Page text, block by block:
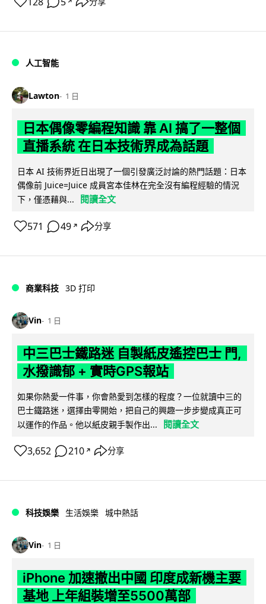
人工智能
Lawton 1 日
日本偶像零編程知識 靠 AI 搞了一整個
直播系統 在日本技術界成為話題
日本 AI 技術界近日出現了一個引發廣泛討論的熱門話題：日本
偶像前 Juice=Juice 成員宮本佳林在完全沒有編程經驗的情況
下，僅憑藉與...
閱讀全文
571 49 ↗ 分享
商業科技 3D 打印
Vin 1 日
中三巴士鐵路迷 自製紙皮遙控巴士 門,
水撥識郁 + 實時GPS報站
如果你熱愛一件事，你會熱愛到怎樣的程度？一位就讀中三的
巴士鐵路迷，選擇由零開始，把自己的興趣一步步變成真正可
以運作的作品。他以紙皮親手製作出...
閱讀全文
3,652 210 ↗ 分享
科技娛樂 生活娛樂 城中熱話
Vin 1 日
iPhone 加速撤出中國 印度成新機主要
基地 上年組裝增至5500萬部